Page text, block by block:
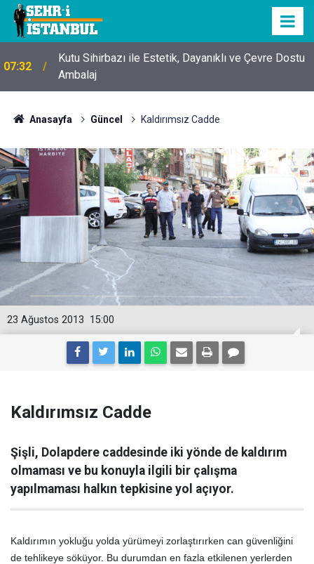
07:32
Kutu Sihirbazı ile Estetik, Dayanıklı ve Çevre Dostu
Ambalaj
Anasayfa Güncel Kaldırımsız Cadde
15:00
23 Ağustos 2013
Kaldırımsız Cadde
Şişli, Dolapdere caddesinde iki yönde de kaldırım
olmaması ve bu konuyla ilgili bir çalışma
yapılmaması halkın tepkisine yol açıyor.
Kaldırımın yokluğu yolda yürümeyi zorlaştırırken can güvenliğini
de tehlikeye söküyor. Bu durumdan en fazla etkilenen yerlerden